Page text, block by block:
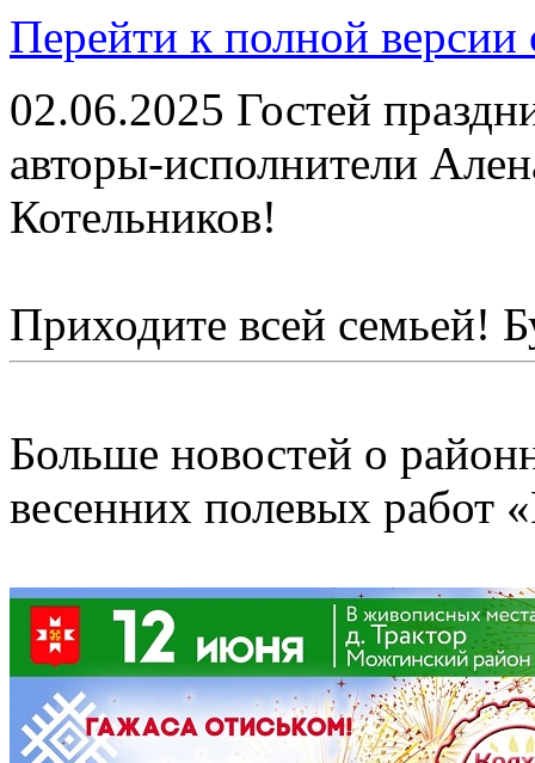
Перейти к полной версии
02.06.2025 Гостей
авторы-исполнители
Котельников!
Приходите всей семьей!
Больше новостей о
весенних полевых